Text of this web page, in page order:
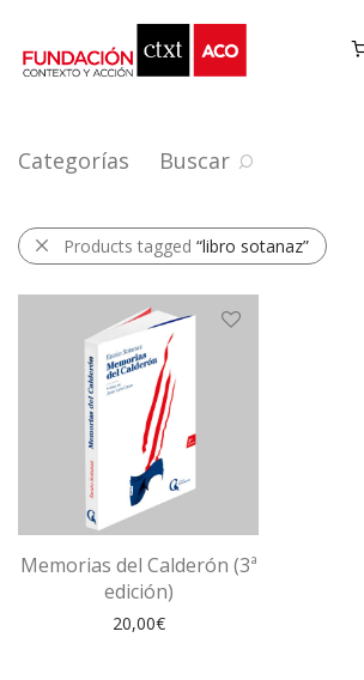
Categorías Buscar
Products tagged “libro sotanaz”
Memorias del Calderón (3ª
edición)
20,00€